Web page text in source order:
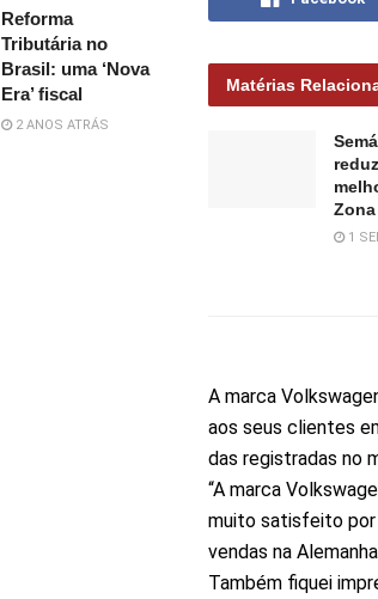
Matérias
1
A marca
aos seus clientes
das registradas no
“A marca
muito satisfeito por
vendas na
Também fiquei
Reforma
Tributária no
Brasil: uma ‘Nova
Era’ fiscal
2 ANOS ATRÁS